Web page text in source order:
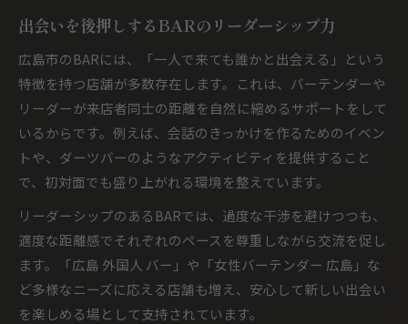
出会いを後押しするBARのリーダーシップ力
広島市のBARには、「一人で来ても誰かと出会える」という
特徴を持つ店舗が多数存在します。これは、バーテンダーや
リーダーが来店者同士の距離を自然に縮めるサポートをして
いるからです。例えば、会話のきっかけを作るためのイベン
トや、ダーツバーのようなアクティビティを提供すること
で、初対面でも盛り上がれる環境を整えています。
リーダーシップのあるBARでは、過度な干渉を避けつつも、
適度な距離感でそれぞれのペースを尊重しながら交流を促し
ます。「広島 外国人 バー」や「女性バーテンダー 広島」な
ど多様なニーズに応える店舗も増え、安心して新しい出会い
を楽しめる場として支持されています。